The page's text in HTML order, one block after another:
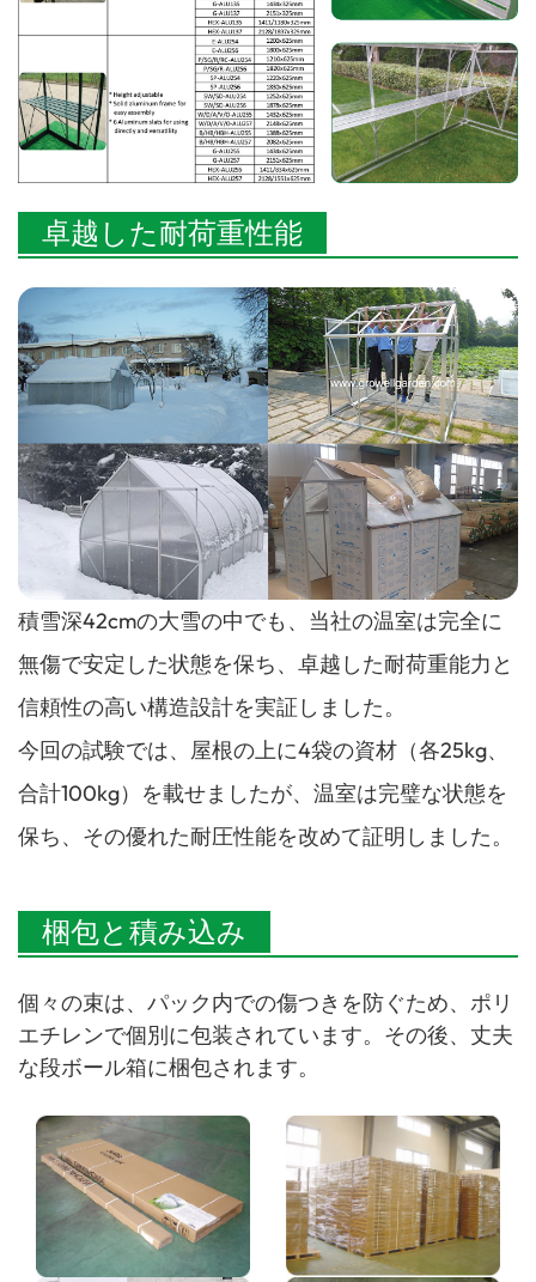
卓越した耐荷重性能
積雪深42cmの大雪の中でも、当社の温室は完全に
無傷で安定した状態を保ち、卓越した耐荷重能力と
信頼性の高い構造設計を実証しました。
今回の試験では、屋根の上に4袋の資材（各25kg、
合計100kg）を載せましたが、温室は完璧な状態を
保ち、その優れた耐圧性能を改めて証明しました。
梱包と積み込み
個々の束は、パック内での傷つきを防ぐため、ポリ
エチレンで個別に包装されています。その後、丈夫
な段ボール箱に梱包されます。